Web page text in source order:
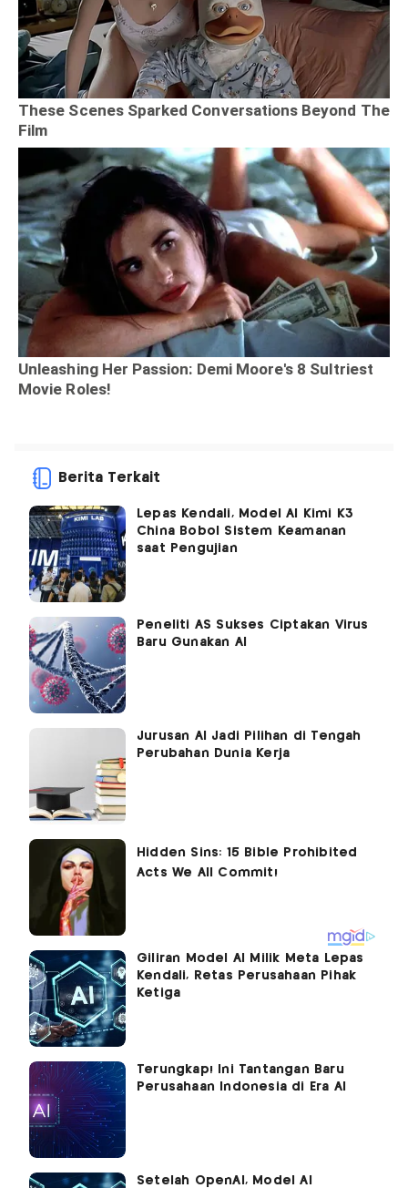
Berita Terkait
Lepas Kendali, Model AI Kimi K3
China Bobol Sistem Keamanan
saat Pengujian
Peneliti AS Sukses Ciptakan Virus
Baru Gunakan AI
Jurusan AI Jadi Pilihan di Tengah
Perubahan Dunia Kerja
Giliran Model AI Milik Meta Lepas
Kendali, Retas Perusahaan Pihak
Ketiga
Terungkap! Ini Tantangan Baru
Perusahaan Indonesia di Era AI
Setelah OpenAI, Model AI